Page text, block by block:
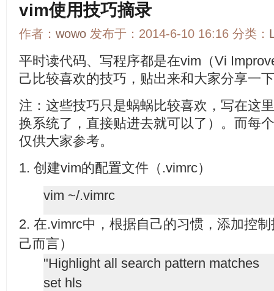
vim使用技巧摘录
作者： wowo 发布于：2014-6-10 16:16 分类：
平时读代码、写程序都是在vim（Vi
己比较喜欢的技巧，贴出来和大家分享一
注：这些技巧只是蜗蜗比较喜欢，写在这
换系统了，直接贴进去就可以了）。而每
仅供大家参考。
1. 创建vim的配置文件（.vimrc）
vim ~/.vimrc
2. 在.vimrc中，根据自己的习惯，添加控
己而言）
"Highlight all search pattern matches
set hls